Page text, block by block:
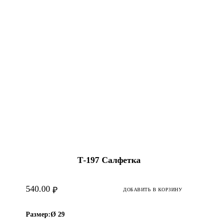
Т-197 Салфетка
₽
540.00 ДОБАВИТЬ В КОРЗИНУ
Размер:Ø 29